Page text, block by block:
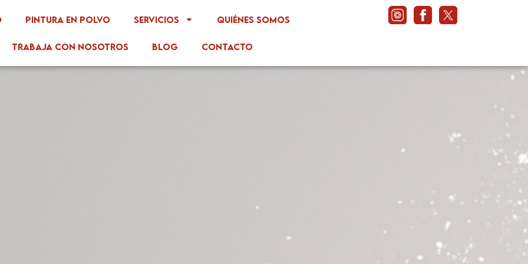
Pintura en polvo Servicios Quiénes somos
Trabaja con nosotros Blog Contacto